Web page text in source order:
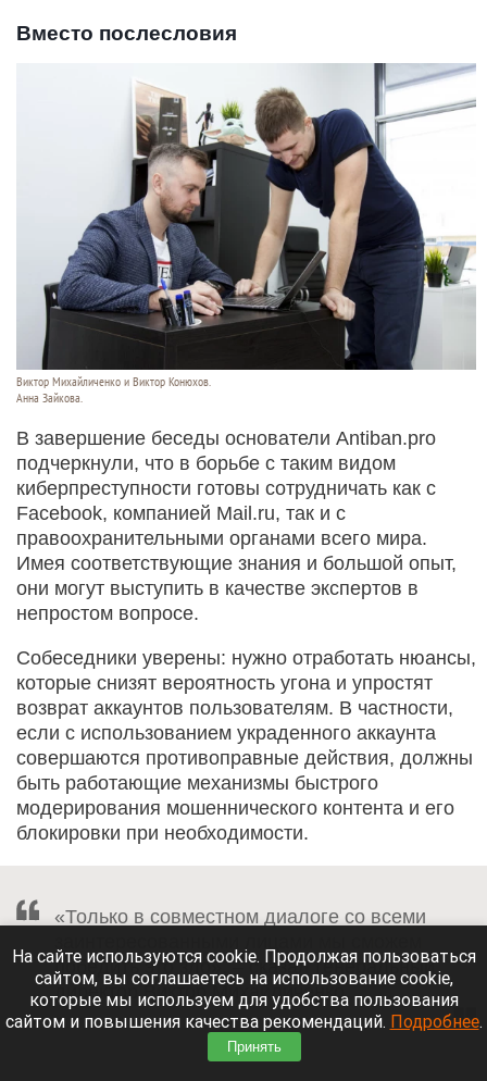
Вместо послесловия
Виктор Михайличенко и Виктор Конюхов.
Анна Зайкова.
В завершение беседы основатели Antiban.pro
подчеркнули, что в борьбе с таким видом
киберпреступности готовы сотрудничать как с
Facebook, компанией Mail.ru, так и с
правоохранительными органами всего мира.
Имея соответствующие знания и большой опыт,
они могут выступить в качестве экспертов в
непростом вопросе.
Собеседники уверены: нужно отработать нюансы,
которые снизят вероятность угона и упростят
возврат аккаунтов пользователям. В частности,
если с использованием украденного аккаунта
совершаются противоправные действия, должны
быть работающие механизмы быстрого
модерирования мошеннического контента и его
блокировки при необходимости.
«Только в совместном диалоге со всеми
победить это зло», – сказал генеральный
директор Виктор Михайличенко.
На сайте используются cookie. Продолжая пользоваться
сайтом, вы соглашаетесь на использование cookie,
которые мы используем для удобства пользования
сайтом и повышения качества рекомендаций. Подробнее.
Принять